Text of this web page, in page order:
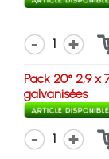
1
Pack 20° 2,9 x
galvanisées
1